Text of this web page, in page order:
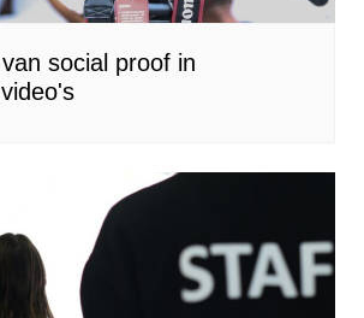
social proof in